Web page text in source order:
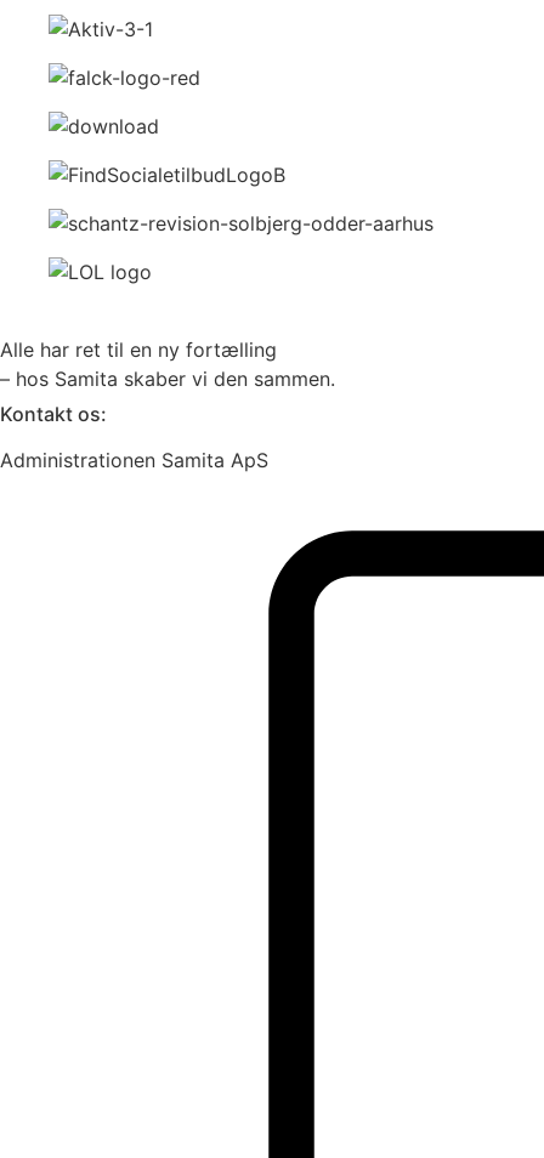
Alle har ret til en ny fortælling
– hos Samita skaber vi den sammen.
Kontakt os:
Administrationen Samita ApS